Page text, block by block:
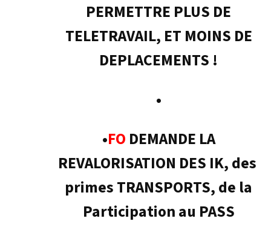
PERMETTRE PLUS DE
TELETRAVAIL, ET MOINS DE
DEPLACEMENTS !
•
•FO DEMANDE LA
REVALORISATION DES IK, des
primes TRANSPORTS, de la
Participation au PASS